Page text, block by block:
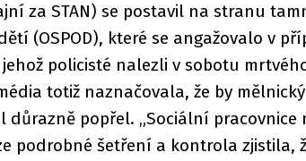
za STAN) se postavil na stranu
(OSPOD), které se angažovalo v
jehož policisté nalezli v sobotu
totiž naznačovala, že by
důrazně popřel. „Sociální
podrobné šetření a kontrola zjistila,